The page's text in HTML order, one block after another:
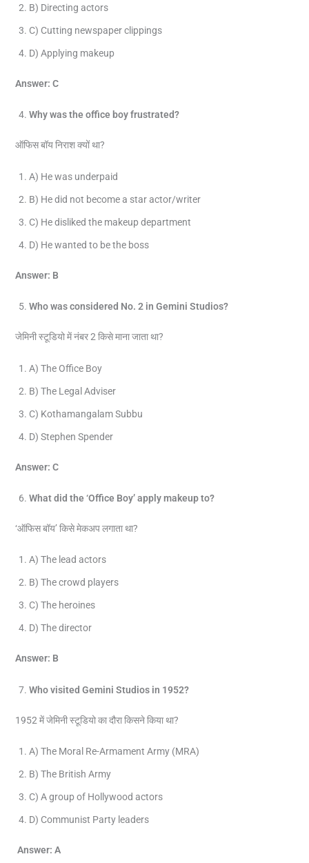
B) Directing actors
C) Cutting newspaper clippings
D) Applying makeup
Answer: C
Why was the office boy frustrated?
ऑफिस बॉय निराश क्यों था?
A) He was underpaid
B) He did not become a star actor/writer
C) He disliked the makeup department
D) He wanted to be the boss
Answer: B
Who was considered No. 2 in Gemini Studios?
जेमिनी स्टूडियो में नंबर 2 किसे माना जाता था?
A) The Office Boy
B) The Legal Adviser
C) Kothamangalam Subbu
D) Stephen Spender
Answer: C
What did the ‘Office Boy’ apply makeup to?
‘ऑफिस बॉय’ किसे मेकअप लगाता था?
A) The lead actors
B) The crowd players
C) The heroines
D) The director
Answer: B
Who visited Gemini Studios in 1952?
1952 में जेमिनी स्टूडियो का दौरा किसने किया था?
A) The Moral Re-Armament Army (MRA)
B) The British Army
C) A group of Hollywood actors
D) Communist Party leaders
Answer: A